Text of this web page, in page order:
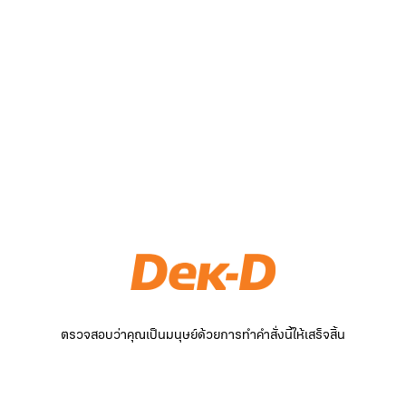
ตรวจสอบว่าคุณเป็นมนุษย์ด้วยการทำคำสั่งนี้ให้เสร็จสิ้น